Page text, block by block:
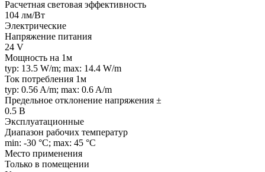
Расчетная световая эффективность
104 лм/Вт
Электрические
Напряжение питания
24 V
Мощность на 1м
typ: 13.5 W/m; max: 14.4 W/m
Ток потребления 1м
typ: 0.56 A/m; max: 0.6 A/m
Предельное отклонение напряжения ±
0.5 В
Эксплуатационные
Диапазон рабочих температур
min: -30 °C; max: 45 °C
Место применения
Только в помещении